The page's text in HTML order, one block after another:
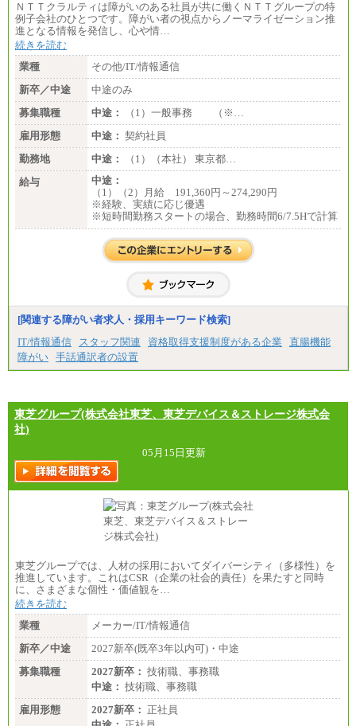
ＮＴＴクラルティは障がいのある社員が共に働くＮＴＴグループの特
例子会社のひとつです。障がい者の視点からノーマライゼーション推
進となる情報を発信し、心や情…
続きを読む
業種
その他/IT/情報通信
新卒／中途
中途のみ
募集職種
中途：
（1）一般事務 （※…
雇用形態
中途： 契約社員
勤務地
中途：
（1）（本社） 東京都…
給与
中途：
（1）（2）月給 191,360円～274,290円
※経験、実績に応じ優遇
※短時間勤務スタートの場合、勤務時間6/7.5Hで計算
[関連する障がい者求人・採用キーワード検索]
IT/情報通信
スタッフ関連 資格取得支援制度がある企業
直腸機能
障がい 手話通訳者の設置
東芝グループ(株式会社東芝、東芝デバイス＆ストレージ株式会
社)
05月15日更新
東芝グループでは、人材の採用においてダイバーシティ（多様性）を
推進しています。これはCSR（企業の社会的責任）を果たすと同時
に、さまざまな個性・価値観を…
続きを読む
業種
メーカー/IT/情報通信
新卒／中途
2027新卒(既卒3年以内可)・中途
募集職種
2027新卒： 技術職、事務職
中途： 技術職、事務職
雇用形態
2027新卒： 正社員